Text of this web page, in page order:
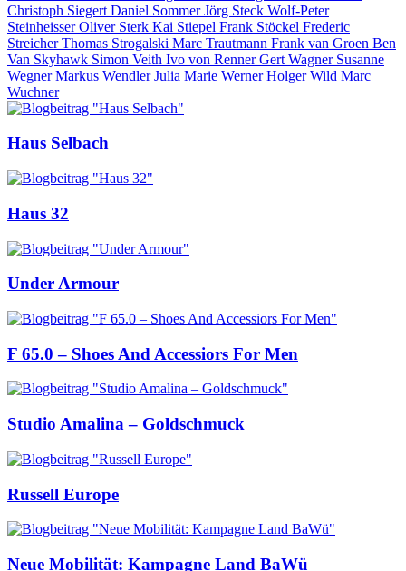
Christoph Siegert Daniel SommerJörg Steck Wolf-Peter
SteinheisserOliver Sterk Kai Stiepel Frank Stöckel Frederic
StreicherThomas Strogalski Marc Trautmann Frank van Groen Ben
Van Skyhawk Simon Veith Ivo von RennerGert Wagner Susanne
WegnerMarkus WendlerJulia Marie WernerHolger Wild Marc
Wuchner
Haus Selbach
Haus 32
Under Armour
F 65.0 – Shoes And Accessiors For Men
Studio Amalina – Goldschmuck
Russell Europe
Neue Mobilität: Kampagne Land BaWü